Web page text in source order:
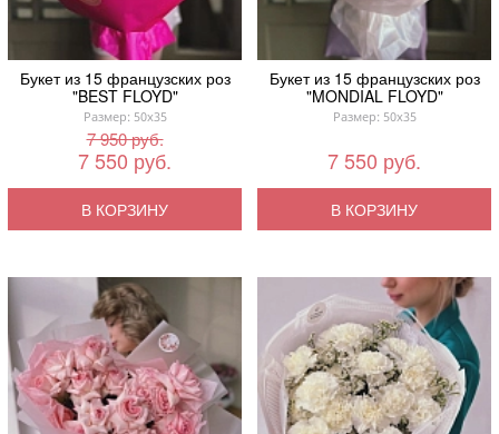
Букет из 15 французских роз
"BEST FLOYD"
Размер: 50x35
7 950 руб.
7 550 руб.
В КОРЗИНУ
Букет из 15 французских роз
"MONDIAL FLOYD"
Размер: 50x35
7 550 руб.
В КОРЗИНУ